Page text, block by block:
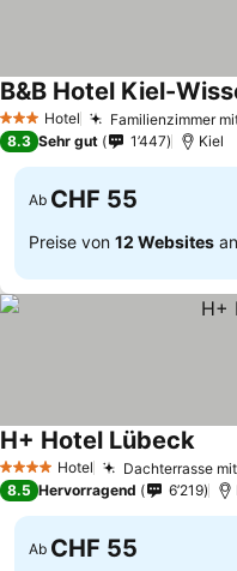
3 SterneHotel Familienzimmer
B&B Hotel Kiel-
8.3 Sehr gut 1’447 Kiel
Ab CHF 55
Preise von 12 Websites
4 Sterne Hotel Dachterrasse
H+ Hotel Lübeck
8.5 Hervorragend 6’219
Ab CHF 55